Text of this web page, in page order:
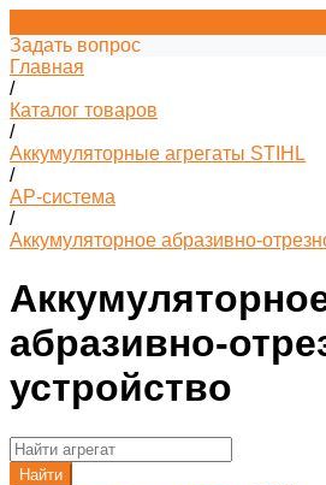
Задать вопрос
Главная
/
Каталог товаров
/
Аккумуляторные агрегаты STIHL
/
AP-система
/
Аккумуляторное абразивно-
абразивно-
устройство
Найти